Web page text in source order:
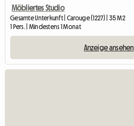
Möbliertes Studio
Gesamte Unterkunft | Carouge (1227) | 35 M2
1 Pers. | Mindestens 1 Monat
Anzeige ansehen